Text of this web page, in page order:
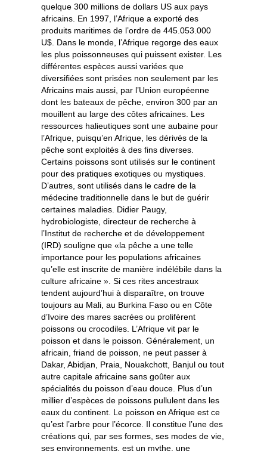
quelque 300 millions de dollars US aux pays
africains. En 1997, l’Afrique a exporté des
produits maritimes de l’ordre de 445.053.000
U$. Dans le monde, l’Afrique regorge des eaux
les plus poissonneuses qui puissent exister. Les
différentes espèces aussi variées que
diversifiées sont prisées non seulement par les
Africains mais aussi, par l’Union européenne
dont les bateaux de pêche, environ 300 par an
mouillent au large des côtes africaines. Les
ressources halieutiques sont une aubaine pour
l’Afrique, puisqu’en Afrique, les dérivés de la
pêche sont exploités à des fins diverses.
Certains poissons sont utilisés sur le continent
pour des pratiques exotiques ou mystiques.
D’autres, sont utilisés dans le cadre de la
médecine traditionnelle dans le but de guérir
certaines maladies. Didier Paugy,
hydrobiologiste, directeur de recherche à
l’Institut de recherche et de développement
(IRD) souligne que «la pêche a une telle
importance pour les populations africaines
qu’elle est inscrite de manière indélébile dans la
culture africaine ». Si ces rites ancestraux
tendent aujourd’hui à disparaître, on trouve
toujours au Mali, au Burkina Faso ou en Côte
d’Ivoire des mares sacrées ou prolifèrent
poissons ou crocodiles. L’Afrique vit par le
poisson et dans le poisson. Généralement, un
africain, friand de poisson, ne peut passer à
Dakar, Abidjan, Praia, Nouakchott, Banjul ou tout
autre capitale africaine sans goûter aux
spécialités du poisson d’eau douce. Plus d’un
millier d’espèces de poissons pullulent dans les
eaux du continent. Le poisson en Afrique est ce
qu’est l’arbre pour l’écorce. Il constitue l’une des
créations qui, par ses formes, ses modes de vie,
ses environnements, est un mythe, une